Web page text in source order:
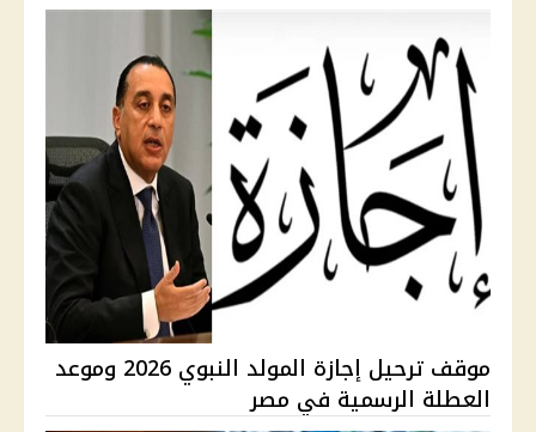
موقف ترحيل إجازة المولد النبوي 2026 وموعد
العطلة الرسمية في مصر